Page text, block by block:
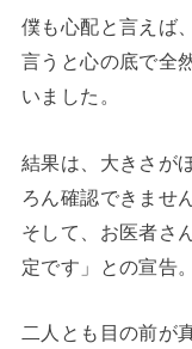
僕も心配と言えば
言うと心の底で全
いました。
結果は、大きさが
ろん確認できませ
そして、お医者さ
定です」との宣告。
二人とも目の前が